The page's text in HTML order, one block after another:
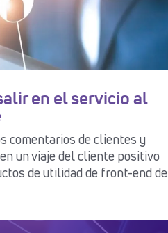
еn el servicio al
comentarios de clientes y
un viaje del cliente positivo
de utilidad de front-end de